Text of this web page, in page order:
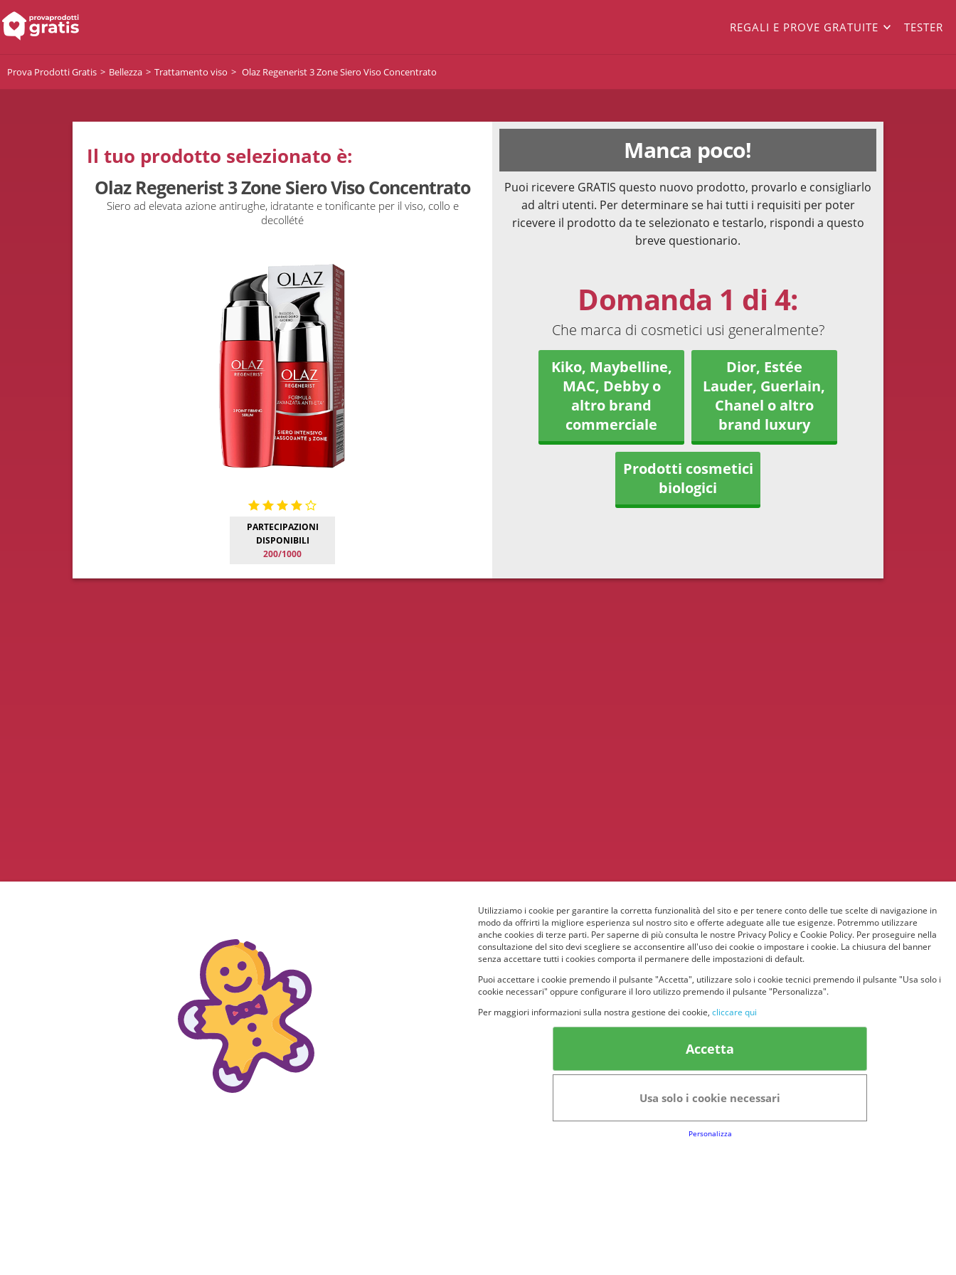
REGALI E PROVE GRATUITE TESTER
Prova Prodotti Gratis Bellezza Trattamento viso Olaz Regenerist 3 Zone Siero Viso Concentrato
Il tuo prodotto selezionato è:
Olaz Regenerist 3 Zone Siero Viso Concentrato
Siero ad elevata azione antirughe, idratante e tonificante per il viso, collo e
decollété
PARTECIPAZIONI
DISPONIBILI
200/1000
Manca poco!
Puoi ricevere GRATIS questo nuovo prodotto, provarlo e consigliarlo
ad altri utenti. Per determinare se hai tutti i requisiti per poter
ricevere il prodotto da te selezionato e testarlo, rispondi a questo
breve questionario.
Domanda 1 di 4:
Che marca di cosmetici usi generalmente?
Kiko, Maybelline,
MAC, Debby o
altro brand
commerciale
Dior, Estée
Lauder, Guerlain,
Chanel o altro
brand luxury
Prodotti cosmetici
biologici
© provaprodottigratis.it 2023 | All Rights Reserved.
FAQs
Regolamento del Servizio
Utilizziamo i cookie per garantire la corretta funzionalità del sito e per tenere conto delle tue scelte di navigazione in
modo da offrirti la migliore esperienza sul nostro sito e offerte adeguate alle tue esigenze. Potremmo utilizzare
anche cookies di terze parti. Per saperne di più consulta le nostre Privacy Policy e Cookie Policy. Per proseguire nella
consultazione del sito devi scegliere se acconsentire all'uso dei cookie o impostare i cookie. La chiusura del banner
senza accettare tutti i cookies comporta il permanere delle impostazioni di default.
Puoi accettare i cookie premendo il pulsante "Accetta", utilizzare solo i cookie tecnici premendo il pulsante "Usa solo i
cookie necessari" oppure configurare il loro utilizzo premendo il pulsante "Personalizza".
Per maggiori informazioni sulla nostra gestione dei cookie, cliccare qui
Accetta
Usa solo i cookie necessari
Personalizza